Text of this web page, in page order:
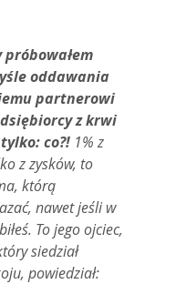
oddawania
partnerowi
z krwi
co?! 1% z
z zysków, to
którą
nawet jeśli w
To jego ojciec,
siedział
powiedział: